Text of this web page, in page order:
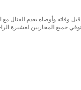
قبل وفاته وأوصاه بعدم
جميع المحاربين لعشيرة